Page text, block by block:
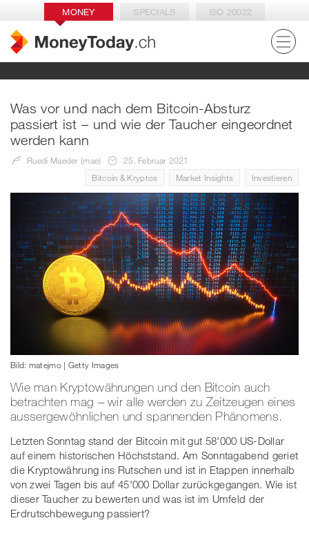
MONEY SPECIALS ISO 20022
Was vor und nach dem Bitcoin-Absturz
passiert ist – und wie der Taucher eingeordnet
werden kann
Ruedi Maeder (mae)
25. Februar 2021
Bitcoin & Kryptos
Market Insights Investieren
Bild: matejmo | Getty Images
Wie man Kryptowährungen und den Bitcoin auch
betrachten mag – wir alle werden zu Zeitzeugen eines
aussergewöhnlichen und spannenden Phänomens.
Letzten Sonntag stand der Bitcoin mit gut 58'000 US-Dollar
auf einem historischen Höchststand. Am Sonntagabend geriet
die Kryptowährung ins Rutschen und ist in Etappen innerhalb
von zwei Tagen bis auf 45'000 Dollar zurückgegangen. Wie ist
dieser Taucher zu bewerten und was ist im Umfeld der
Erdrutschbewegung passiert?